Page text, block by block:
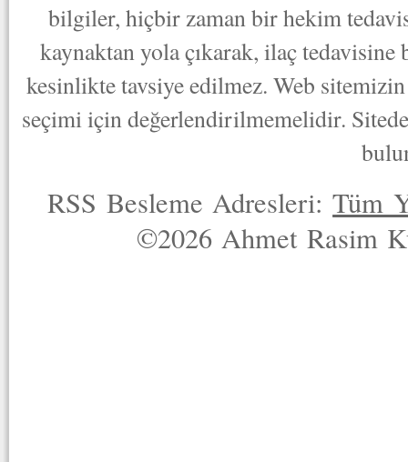
bilgiler, hiçbir zaman bir hekim
kaynaktan yola çıkarak, ilaç
kesinlikte tavsiye edilmez. Web
seçimi için değerlendirilmemelidir.
RSS Besleme Adresleri:Tüm
©2026 Ahmet Rasim